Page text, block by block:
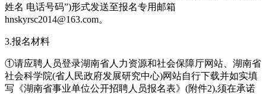
姓名 电话号码”)形式发送至报名专用邮箱
hnskyrsc2014@163.com。
3.报名材料
①请应聘人员登录湖南省人力资源和社会保障厅网站、湖南省
社会科学院(省人民政府发展研究中心)网站自行下载并如实填
写《湖南省事业单位公开招聘人员报名表》(附件2),须在承诺